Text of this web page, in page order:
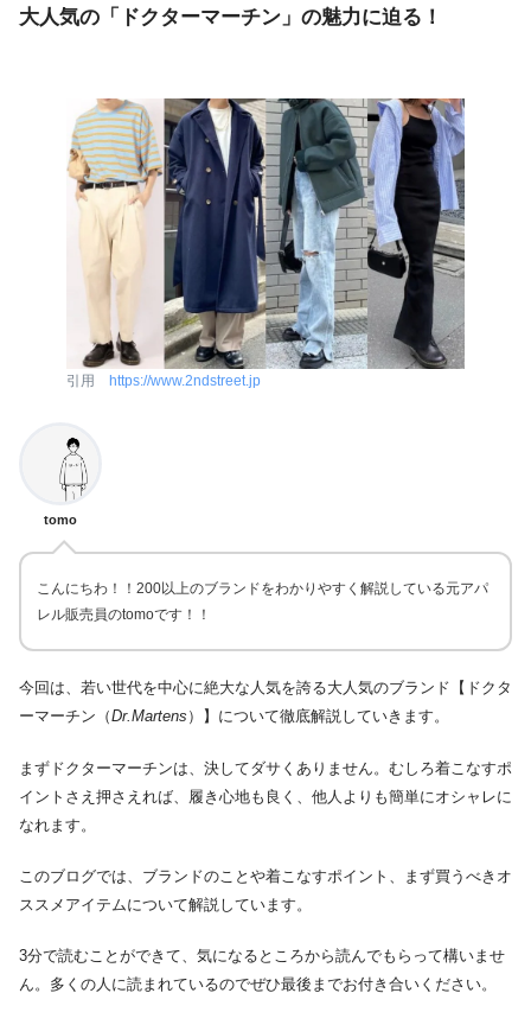
大人気の「ドクターマーチン」の魅力に迫る！
引用 https://www.2ndstreet.jp
tomo
こんにちわ！！200以上のブランドをわかりやすく解説している元アパ
レル販売員のtomoです！！
今回は、若い世代を中心に絶大な人気を誇る大人気のブランド【ドクタ
ーマーチン（Dr.Martens ）】について徹底解説していきます。
まずドクターマーチンは、決してダサくありません。むしろ着こなすポ
イントさえ押さえれば、履き心地も良く、他人よりも簡単にオシャレに
なれます。
このブログでは、ブランドのことや着こなすポイント、まず買うべきオ
ススメアイテムについて解説しています。
3分で読むことができて、気になるところから読んでもらって構いませ
ん。多くの人に読まれているのでぜひ最後までお付き合いください。